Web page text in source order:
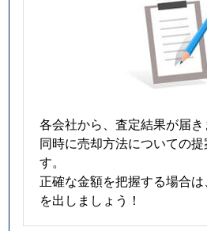
各会社から、査定結果が届き
同時に売却方法についての
す。
正確な金額を把握する場合
を出しましょう！